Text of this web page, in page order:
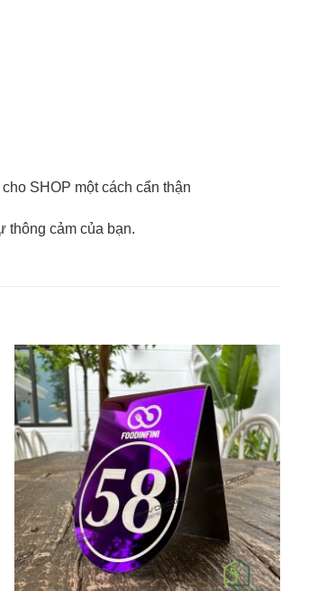
SHOP một cách cẩn thận
thông cảm của bạn.